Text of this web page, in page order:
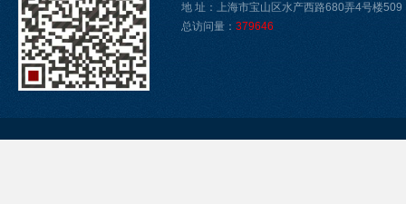
地 址：上海市宝山区水产西路680弄4号楼509
总访问量： 379646